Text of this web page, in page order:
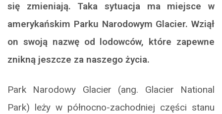
się zmieniają. Taka sytuacja ma miejsce w
amerykańskim Parku Narodowym Glacier. Wziął
on swoją nazwę od lodowców, które zapewne
znikną jeszcze za naszego życia.
Park Narodowy Glacier (ang. Glacier National
Park) leży w północno-zachodniej części stanu